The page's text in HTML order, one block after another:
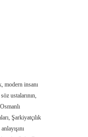
modern insanı
ustalarının,
Şarkiyatçılık